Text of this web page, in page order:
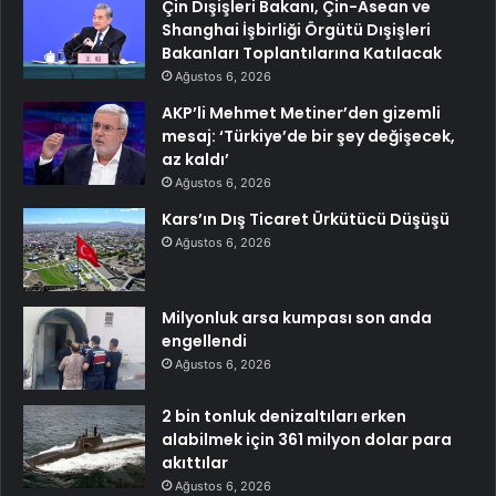
Çin Dışişleri Bakanı, Çin-Asean ve
Shanghai İşbirliği Örgütü Dışişleri
Bakanları Toplantılarına Katılacak
Ağustos 6, 2026
AKP’li Mehmet Metiner’den gizemli
mesaj: ‘Türkiye’de bir şey değişecek,
az kaldı’
Ağustos 6, 2026
Kars’ın Dış Ticaret Ürkütücü Düşüşü
Ağustos 6, 2026
Milyonluk arsa kumpası son anda
engellendi
Ağustos 6, 2026
2 bin tonluk denizaltıları erken
alabilmek için 361 milyon dolar para
akıttılar
Ağustos 6, 2026